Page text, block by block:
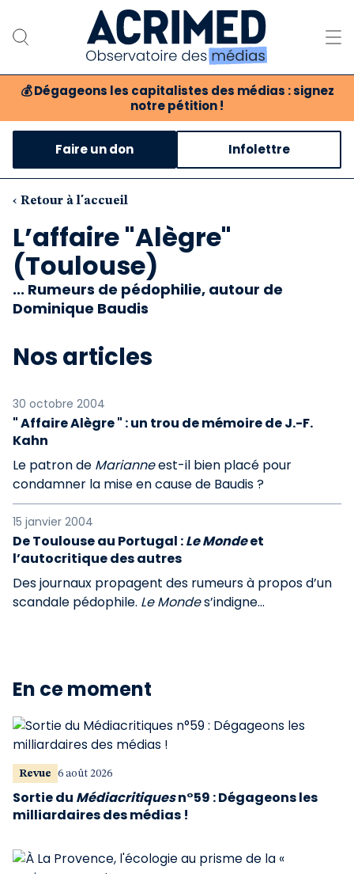
💰 Dégageons les capitalistes des médias : signez
notre pétition !
Notre association
Notre critique des médias
Nos propositions
Notre revue
Boutique
Faire un don Infolettre
‹ Retour à l'accueil
L’affaire "Alègre"
(Toulouse)
... Rumeurs de pédophilie, autour de
Dominique Baudis
Nos articles
30 octobre 2004
" Affaire Alègre " : un trou de mémoire de J.-F.
Kahn
Le patron de Marianneest-il bien placé pour
condamner la mise en cause de Baudis ?
15 janvier 2004
De Toulouse au Portugal :Le Mondeet
l’autocritique des autres
Des journaux propagent des rumeurs à propos d’un
scandale pédophile. Le Mondes’indigne...
En ce moment
Revue 6 août 2026
Sortie du Médiacritiquesn°59 : Dégageons les
milliardaires des médias !